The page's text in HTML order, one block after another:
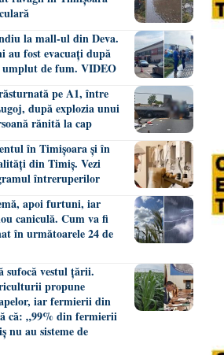
la mall-ul din Deva.
au fost evacuați după
umplut de fum. VIDEO
pe A1, între
după explozia unui
rănită la cap
în Timișoara și în
din Timiș. Vezi
întreruperilor
apoi furtuni, iar
caniculă. Cum va fi
în următoarele 24 de
sufocă vestul țării.
propune
iar fermierii din
că: „99% din fermierii
nu au sisteme de